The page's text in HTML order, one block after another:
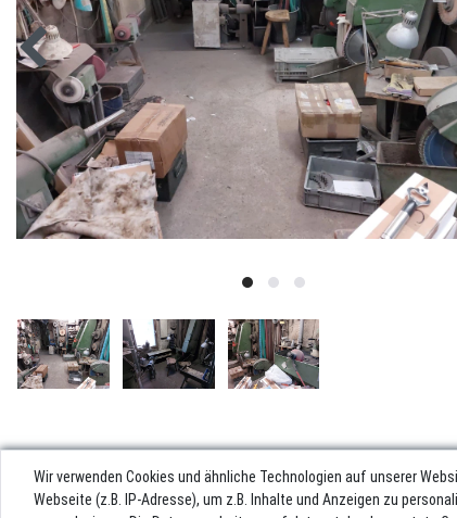
Wir verwenden Cookies und ähnliche Technologien auf unserer
Webseite (z.B. IP-Adresse), um z.B. Inhalte und Anzeigen zu